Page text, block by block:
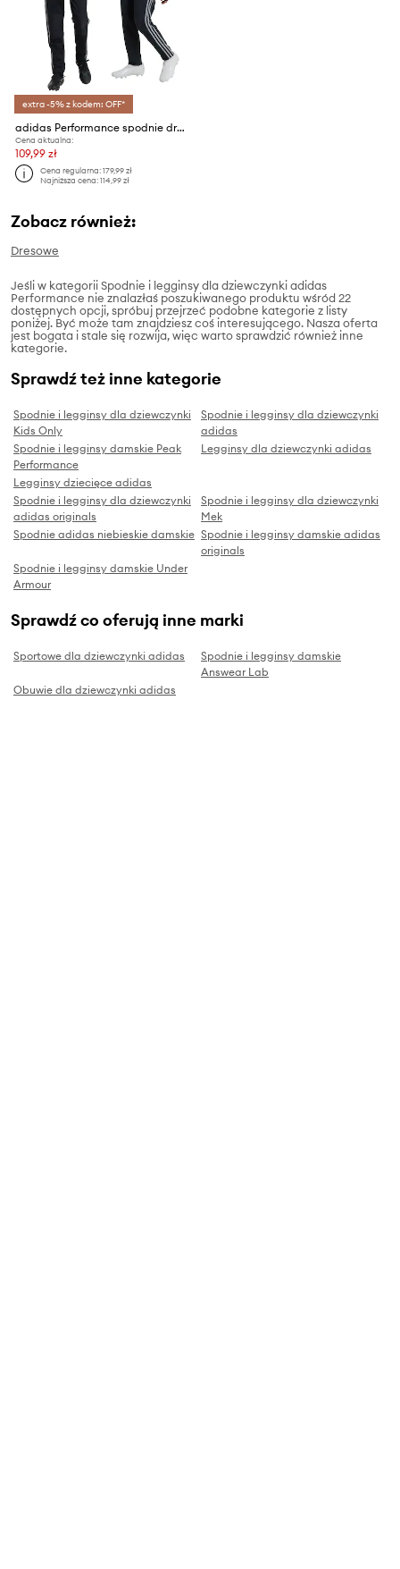
extra -5% z kodem: OFF*
adidas Performance spodnie dresowe dziecięce
Cena aktualna:
109,99 zł
Cena regularna:179,99 zł
Najniższa cena:114,99 zł
Zobacz również:
Dresowe
Jeśli w kategorii Spodnie i legginsy dla dziewczynki adidas
Performance nie znalazłaś poszukiwanego produktu wśród 22
dostępnych opcji, spróbuj przejrzeć podobne kategorie z listy
poniżej. Być może tam znajdziesz coś interesującego. Nasza oferta
jest bogata i stale się rozwija, więc warto sprawdzić również inne
kategorie.
Sprawdź też inne kategorie
Spodnie i legginsy dla dziewczynki
Kids Only
Spodnie i legginsy dla dziewczynki
adidas
Spodnie i legginsy damskie Peak
Performance
Legginsy dla dziewczynki adidas
Legginsy dziecięce adidas
Spodnie i legginsy dla dziewczynki
adidas originals
Spodnie i legginsy dla dziewczynki
Mek
Spodnie adidas niebieskie damskie Spodnie i legginsy damskie adidas
originals
Spodnie i legginsy damskie Under
Armour
Sprawdź co oferują inne marki
Sportowe dla dziewczynki adidas
Spodnie i legginsy damskie
Answear Lab
Obuwie dla dziewczynki adidas